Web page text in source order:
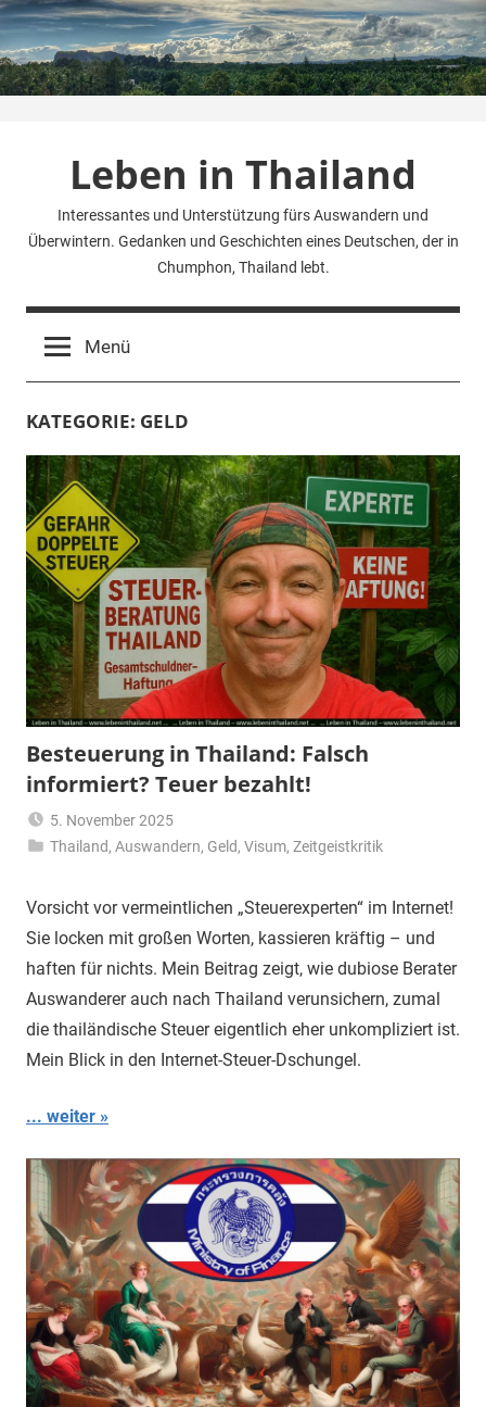
Zum
Inhalt
springen
Leben in Thailand
Interessantes und Unterstützung fürs Auswandern und
Überwintern. Gedanken und Geschichten eines Deutschen, der in
Chumphon, Thailand lebt.
Menü
KATEGORIE: GELD
Besteuerung in Thailand: Falsch
informiert? Teuer bezahlt!
5. November 2025
Matt
Thailand,Auswandern, Geld,Visum,Zeitgeistkritik
Vorsicht vor vermeintlichen „Steuerexperten“ im Internet!
Sie locken mit großen Worten, kassieren kräftig – und
haften für nichts. Mein Beitrag zeigt, wie dubiose Berater
Auswanderer auch nach Thailand verunsichern, zumal
die thailändische Steuer eigentlich eher unkompliziert ist.
Mein Blick in den Internet-Steuer-Dschungel.
... weiter